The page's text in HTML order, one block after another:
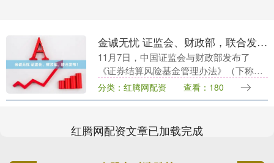
金诚无忧 证监会、财政部，联合发布！
11月7日，中国证监会与财政部发布了
《证券结算风险基金管理办法》（下称
《办法》），自2025年12月8日起施行。
本次修订，对风险基金的交纳比例实行差
分类：红腾网配资 查看：180
红腾网配资文章已加载完成